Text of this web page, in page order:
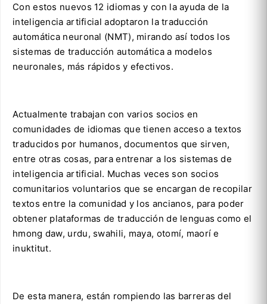
Con estos nuevos 12 idiomas y con la ayuda de la
inteligencia artificial adoptaron la traducción
automática neuronal (NMT), mirando así todos los
sistemas de traducción automática a modelos
neuronales, más rápidos y efectivos.
Actualmente trabajan con varios socios en
comunidades de idiomas que tienen acceso a textos
traducidos por humanos, documentos que sirven,
entre otras cosas, para entrenar a los sistemas de
inteligencia artificial. Muchas veces son socios
comunitarios voluntarios que se encargan de recopilar
textos entre la comunidad y los ancianos, para poder
obtener plataformas de traducción de lenguas como el
hmong daw, urdu, swahili, maya, otomí, maorí e
inuktitut.
De esta manera, están rompiendo las barreras del